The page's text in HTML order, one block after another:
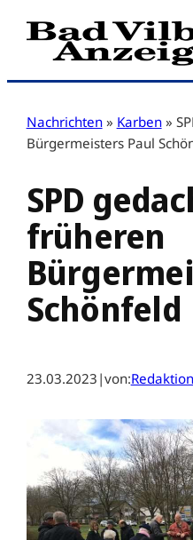
Zum
Inhalt
Nachrichten » Karben »
Bürgermeisters Paul
SPD
früheren
Schönfeld
23.03.2023 |von:Redaktion